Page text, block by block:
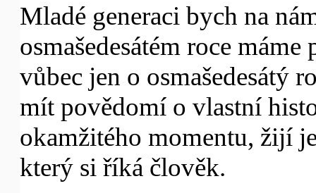
Mladé generaci bych na
osmašedesátém roce
vůbec jen o osmašedesátý
mít povědomí o vlastní
okamžitého momentu, žijí
který si říká člověk.